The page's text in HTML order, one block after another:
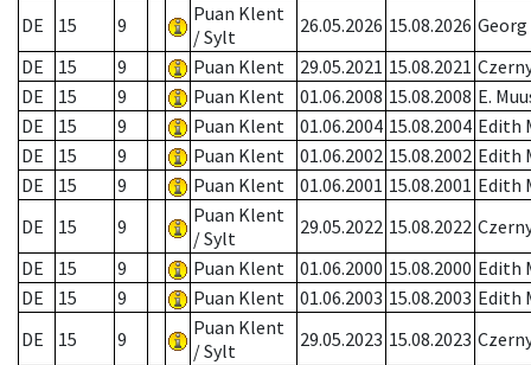
DE
15 9
Puan Klent
/ Sylt
26.05.2026 15.08.2026
DE
15 9 Puan Klent 29.05.2021 15.08.2021
DE
15 9 Puan Klent 01.06.2008 15.08.2008 E.
DE
15 9 Puan Klent 01.06.2004 15.08.2004 Edith
DE
15 9 Puan Klent 01.06.2002 15.08.2002 Edith
DE
15 9 Puan Klent 01.06.2001 15.08.2001 Edith
DE
15 9
Puan Klent
/ Sylt
29.05.2022 15.08.2022
DE
15 9 Puan Klent 01.06.2000 15.08.2000 Edith
DE
15 9 Puan Klent 01.06.2003 15.08.2003 Edith
DE
15 9
Puan Klent
/ Sylt
29.05.2023 15.08.2023